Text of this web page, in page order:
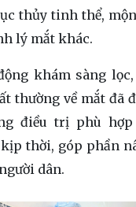
thủy tinh thể,
lý mắt khác.
khám sàng
thường về mắt đã
điều trị phù hợp
thời, góp phần
dân.